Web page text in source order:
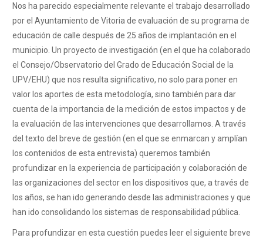
Nos ha parecido especialmente relevante el trabajo desarrollado
por el Ayuntamiento de Vitoria de evaluación de su programa de
educación de calle después de 25 años de implantación en el
municipio. Un proyecto de investigación (en el que ha colaborado
el Consejo/Observatorio del Grado de Educación Social de la
UPV/EHU) que nos resulta significativo, no solo para poner en
valor los aportes de esta metodología, sino también para dar
cuenta de la importancia de la medición de estos impactos y de
la evaluación de las intervenciones que desarrollamos. A través
del texto del breve de gestión (en el que se enmarcan y amplían
los contenidos de esta entrevista) queremos también
profundizar en la experiencia de participación y colaboración de
las organizaciones del sector en los dispositivos que, a través de
los años, se han ido generando desde las administraciones y que
han ido consolidando los sistemas de responsabilidad pública.
Para profundizar en esta cuestión puedes leer el siguiente breve